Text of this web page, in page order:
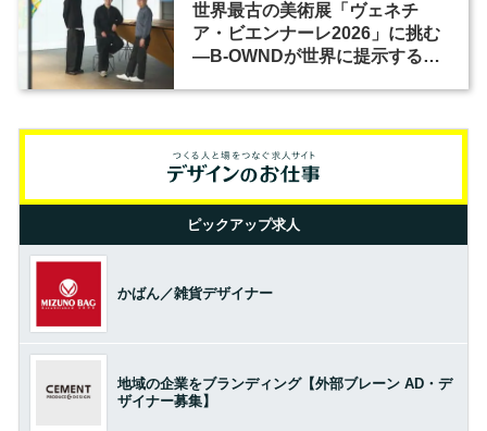
世界最古の美術展「ヴェネチ
ア・ビエンナーレ2026」に挑む
―B-OWNDが世界に提示する美
ピックアップ求人
かばん／雑貨デザイナー
地域の企業をブランディング【外部ブレーン AD・デ
ザイナー募集】